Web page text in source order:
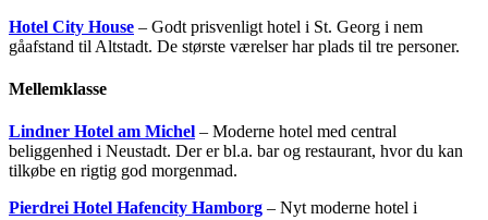
Hotel City House – Godt prisvenligt hotel i St. Georg i nem
gåafstand til Altstadt. De største værelser har plads til tre personer.
Mellemklasse
Lindner Hotel am Michel – Moderne hotel med central
beliggenhed i Neustadt. Der er bl.a. bar og restaurant, hvor du kan
tilkøbe en rigtig god morgenmad.
Pierdrei Hotel Hafencity Hamborg – Nyt moderne hotel i